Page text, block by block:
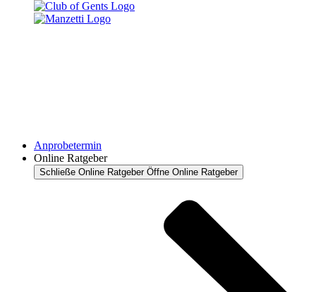
Anprobetermin
Online Ratgeber
Schließe Online Ratgeber Öffne Online Ratgeber